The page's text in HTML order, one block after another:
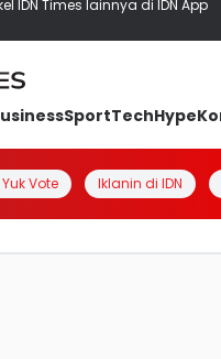
IDN Times lainnya di IDN App
SportTechHype
Vote Iklanin di IDN